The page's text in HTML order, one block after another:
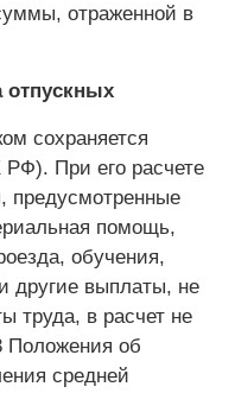
отраженной в
отпускных
сохраняется
РФ). При его расчете
предусмотренные
помощь,
обучения,
другие выплаты, не
труда, в расчет не
Положения об
средней